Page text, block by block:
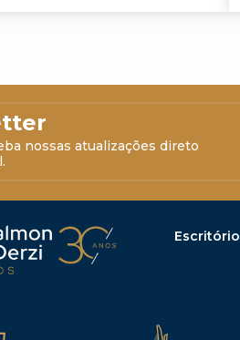
nossas atualizações direto
Escritório